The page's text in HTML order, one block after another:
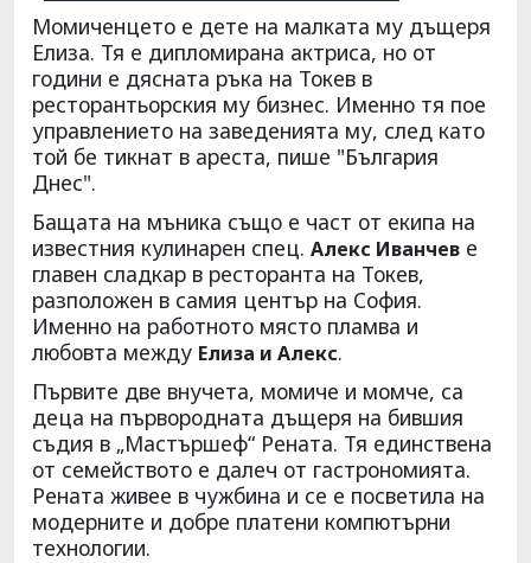
Момиченцето е дете на малката му дъщеря
Елиза. Тя е дипломирана актриса, но от
години е дясната ръка на Токев в
ресторантьорския му бизнес. Именно тя пое
управлението на заведенията му, след като
той бе тикнат в ареста, пише "България
Днес".
Бащата на мъника също е част от екипа на
известния кулинарен спец. Алекс Иванчев е
главен сладкар в ресторанта на Токев,
разположен в самия център на София.
Именно на работното място пламва и
любовта между Елиза и Алекс.
Първите две внучета, момиче и момче, са
деца на първородната дъщеря на бившия
съдия в „Мастършеф“ Рената. Тя единствена
от семейството е далеч от гастрономията.
Рената живее в чужбина и се е посветила на
модерните и добре платени компютърни
технологии.